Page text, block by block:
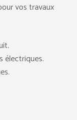
vos travaux
électriques.